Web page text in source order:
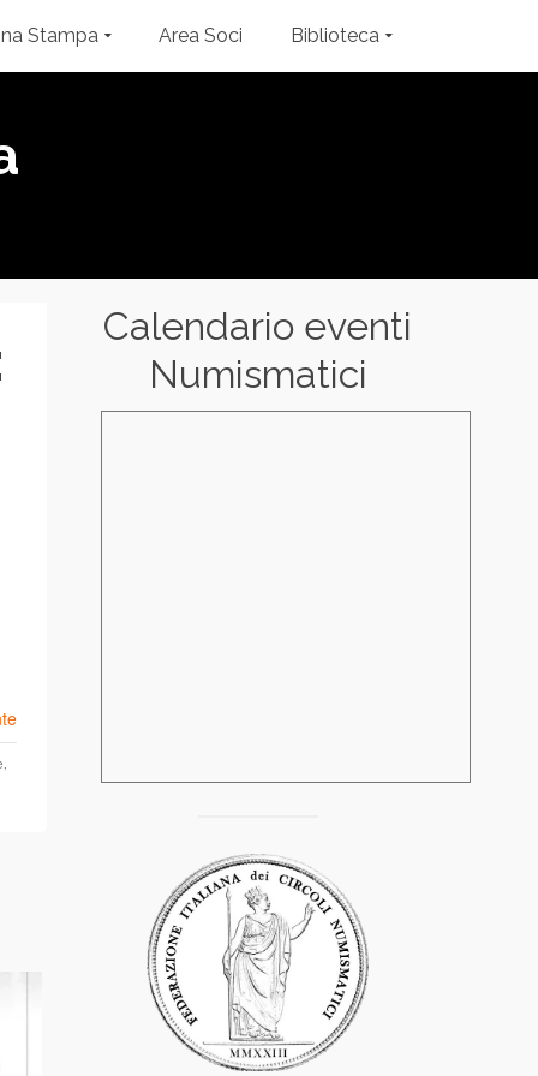
Stampa Area Soci Biblioteca
,
Calendario eventi
Numismatici